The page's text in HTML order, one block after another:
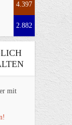
4.397
2.882
mit